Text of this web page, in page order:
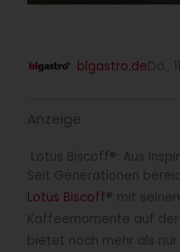
blgastro.deDo.,
Anzeige
Lotus Biscoff®: Aus
Seit Generationen
Lotus Biscoff® mit
Kaffeemomente auf der
bietet noch mehr als